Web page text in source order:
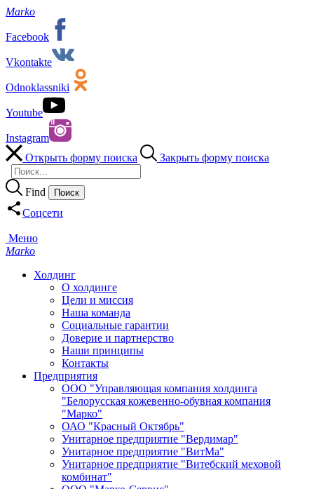
Marko
Facebook
Vkontakte
Odnoklassniki
Youtube
Instagram
Открыть форму поиска
Закрыть форму поиска
Find
Соцсети
Меню
Marko
Холдинг
О холдинге
Цели и миссия
Наша команда
Социальные гарантии
Доверие и партнерство
Наши принципы
Контакты
Предприятия
ООО "Управляющая компания холдинга
"Белорусская кожевенно-обувная компания
"Марко"
ОАО "Красный Октябрь"
Унитарное предприятие "Вердимар"
Унитарное предприятие "ВитМа"
Унитарное предприятие "Витебский меховой
комбинат"